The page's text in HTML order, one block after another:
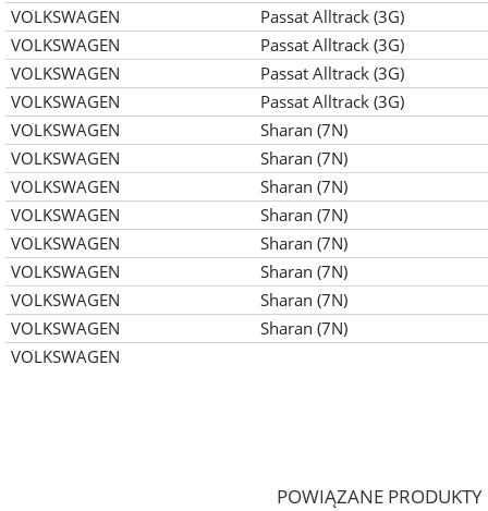
VOLKSWAGEN
Passat Alltrack (3G)
VOLKSWAGEN
Passat Alltrack (3G)
VOLKSWAGEN
Passat Alltrack (3G)
VOLKSWAGEN
Passat Alltrack (3G)
VOLKSWAGEN
Sharan (7N)
VOLKSWAGEN
Sharan (7N)
VOLKSWAGEN
Sharan (7N)
VOLKSWAGEN
Sharan (7N)
VOLKSWAGEN
Sharan (7N)
VOLKSWAGEN
Sharan (7N)
VOLKSWAGEN
Sharan (7N)
VOLKSWAGEN
Sharan (7N)
VOLKSWAGEN
POWIĄZANE PRODUKTY